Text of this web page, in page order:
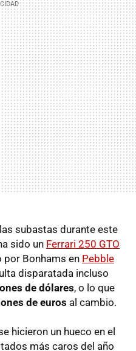
subastas durante este
sido un Ferrari 250 GTO
por Bonhams en Pebble
disparatada incluso
de dólares, o lo que
de euros al cambio.
hicieron un hueco en el
más caros del año